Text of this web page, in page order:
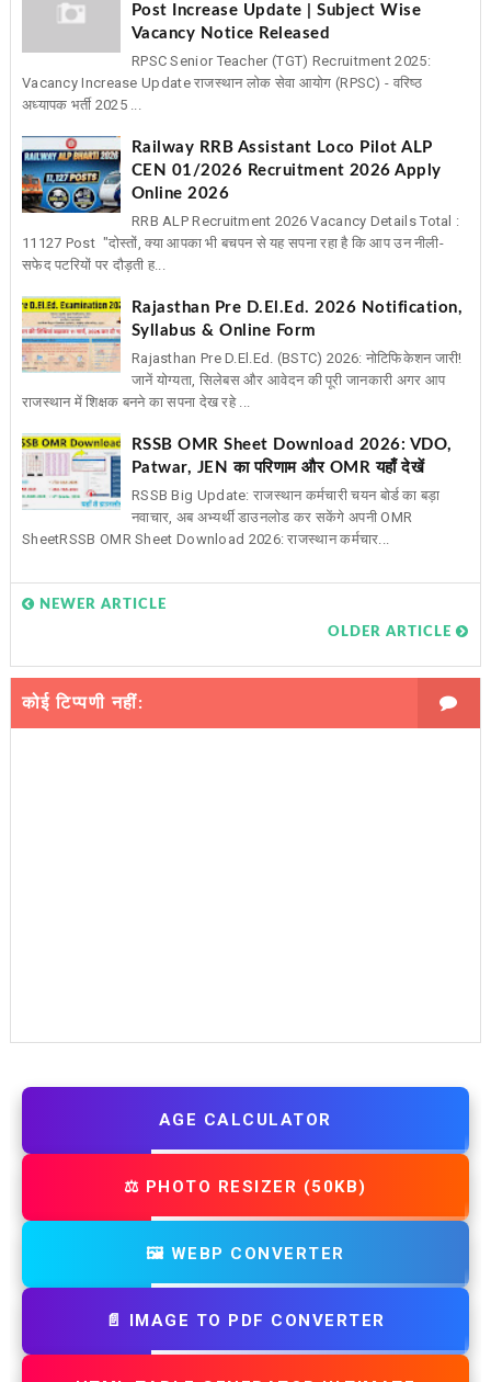
Post Increase Update | Subject Wise
Vacancy Notice Released
RPSC Senior Teacher (TGT) Recruitment 2025:
Vacancy Increase Update राजस्थान लोक सेवा आयोग (RPSC) - वरिष्ठ
अध्यापक भर्ती 2025 ...
Railway RRB Assistant Loco Pilot ALP
CEN 01/2026 Recruitment 2026 Apply
Online 2026
RRB ALP Recruitment 2026 Vacancy Details Total :
11127 Post "दोस्तों, क्या आपका भी बचपन से यह सपना रहा है कि आप उन नीली-
सफेद पटरियों पर दौड़ती ह...
Rajasthan Pre D.El.Ed. 2026 Notification,
Syllabus & Online Form
Rajasthan Pre D.El.Ed. (BSTC) 2026: नोटिफिकेशन जारी!
जानें योग्यता, सिलेबस और आवेदन की पूरी जानकारी अगर आप
राजस्थान में शिक्षक बनने का सपना देख रहे ...
RSSB OMR Sheet Download 2026: VDO,
Patwar, JEN का परिणाम और OMR यहाँ देखें
RSSB Big Update: राजस्थान कर्मचारी चयन बोर्ड का बड़ा
नवाचार, अब अभ्यर्थी डाउनलोड कर सकेंगे अपनी OMR
SheetRSSB OMR Sheet Download 2026: राजस्थान कर्मचार...
NEWER ARTICLE
OLDER ARTICLE
कोई टिप्पणी नहीं:
AGE CALCULATOR
⚖️ PHOTO RESIZER (50KB)
🖼️ WEBP CONVERTER
📄 IMAGE TO PDF CONVERTER